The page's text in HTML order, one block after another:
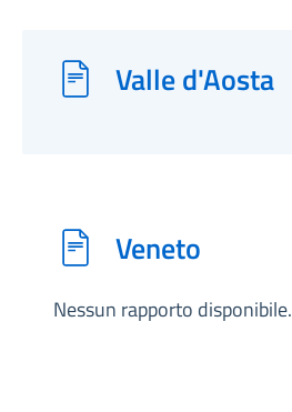
Valle d'Aosta
Veneto
Nessun rapporto disponibile.